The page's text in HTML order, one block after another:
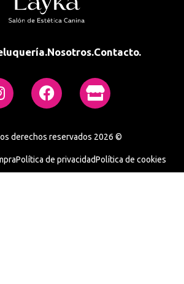
Nosotros.Contacto.
derechos reservados 2026 ©
Política de privacidadPolítica de cookies